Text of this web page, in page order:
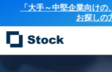
「大手～中堅企業向け
お探しの